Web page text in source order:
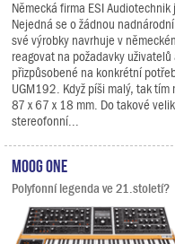
Německá firma ESI
Nejedná se o žádnou
své výrobky navrhuje v
reagovat na požadavky
přizpůsobené na konkrétní
UGM192. Když píši malý, tak
87 x 67 x 18 mm. Do takové
stereofonní...
Moog One
Polyfonní legenda ve 21.století?